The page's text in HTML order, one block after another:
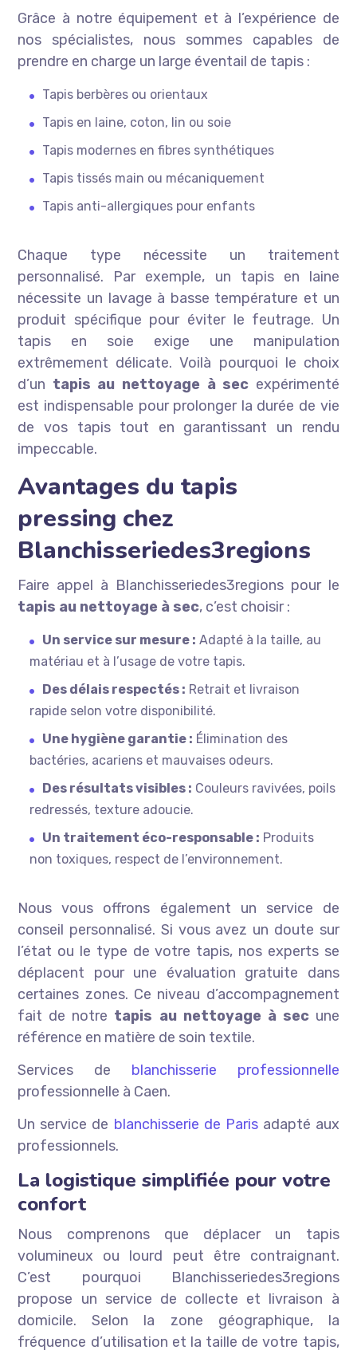
Grâce à notre équipement et à l’expérience de
nos spécialistes, nous sommes capables de
prendre en charge un large éventail de tapis :
Tapis berbères ou orientaux
Tapis en laine, coton, lin ou soie
Tapis modernes en fibres synthétiques
Tapis tissés main ou mécaniquement
Tapis anti-allergiques pour enfants
Chaque type nécessite un traitement
personnalisé. Par exemple, un tapis en laine
nécessite un lavage à basse température et un
produit spécifique pour éviter le feutrage. Un
tapis en soie exige une manipulation
extrêmement délicate. Voilà pourquoi le choix
d’un tapis au nettoyage à sec expérimenté
est indispensable pour prolonger la durée de vie
de vos tapis tout en garantissant un rendu
impeccable.
Avantages du tapis
pressing chez
Blanchisseriedes3regions
Faire appel à Blanchisseriedes3regions pour le
tapis au nettoyage à sec, c’est choisir :
Un service sur mesure : Adapté à la taille, au
matériau et à l’usage de votre tapis.
Des délais respectés : Retrait et livraison
rapide selon votre disponibilité.
Une hygiène garantie : Élimination des
bactéries, acariens et mauvaises odeurs.
Des résultats visibles : Couleurs ravivées, poils
redressés, texture adoucie.
Un traitement éco-responsable : Produits
non toxiques, respect de l’environnement.
Nous vous offrons également un service de
conseil personnalisé. Si vous avez un doute sur
l’état ou le type de votre tapis, nos experts se
déplacent pour une évaluation gratuite dans
certaines zones. Ce niveau d’accompagnement
fait de notre tapis au nettoyage à secune
référence en matière de soin textile.
Services de blanchisserie professionnelle
professionnelle à Caen.
Un service de blanchisserie de Parisadapté aux
professionnels.
La logistique simplifiée pour votre
confort
Nous comprenons que déplacer un tapis
volumineux ou lourd peut être contraignant.
C’est pourquoi Blanchisseriedes3regions
propose un service de collecte et livraison à
domicile. Selon la zone géographique, la
fréquence d’utilisation et la taille de votre tapis,